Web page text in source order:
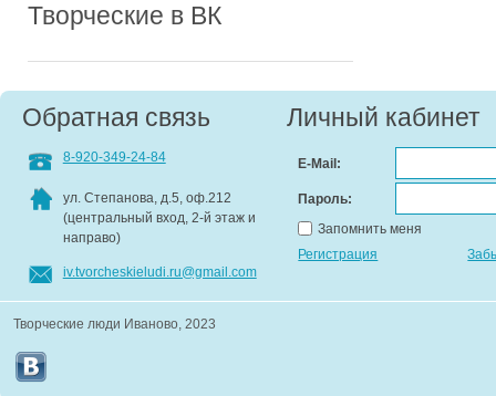
Творческие в ВК
Обратная связь
8-920-349-24-84
ул. Степанова, д.5, оф.212
(центральный вход, 2-й этаж и
направо)
iv.tvorcheskieludi.ru@gmail.com
Личный кабинет
E-Mail:
Пароль:
Запомнить меня
Регистрация
Творческие люди Иваново, 2023